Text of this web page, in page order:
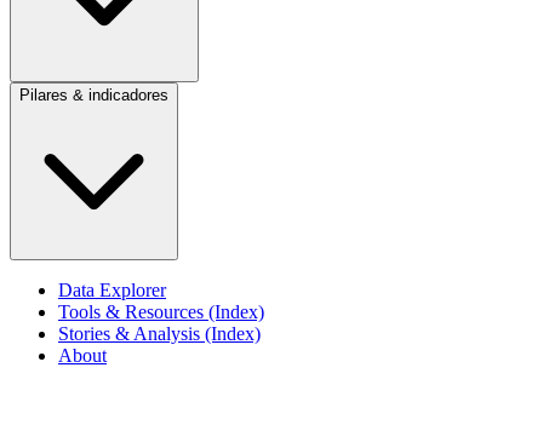
Pilares & indicadores
Data Explorer
Tools & Resources (Index)
Stories & Analysis (Index)
About